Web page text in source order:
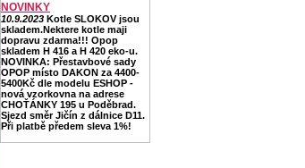
NOVINKY
10.9.2023 Kotle SLOKOV jsou
skladem.Nektere kotle maji
dopravu zdarma!!! Opop
skladem H 416 a H 420 eko-u.
NOVINKA: Přestavbové sady
OPOP místo DAKON za 4400-
5400Kč dle modelu ESHOP -
nová vzorkovna na adrese
CHOŤÁNKY 195 u Poděbrad.
Sjezd směr Jičín z dálnice D11.
Při platbě předem sleva 1%!